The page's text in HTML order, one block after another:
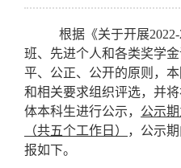
根据《关于开展
班、先进个人和各类奖学
平、公正、公开的原则，
和相关要求组织评选，并
体本科生进行公示， 公示
（共五个工作日）
，公示
报如下。